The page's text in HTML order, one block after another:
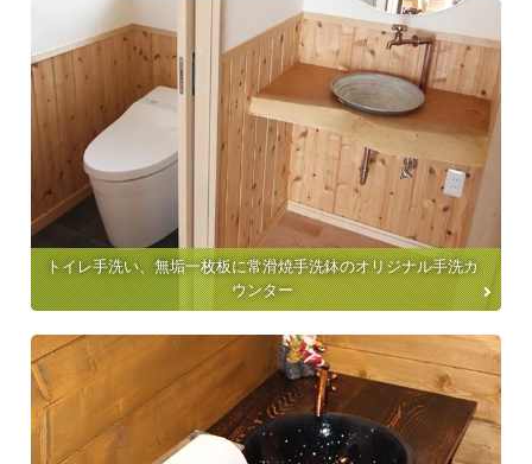
トイレ手洗い、無垢一枚板に常滑焼手洗鉢のオリジナル手洗カ
ウンター